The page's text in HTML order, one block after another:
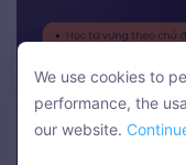
We use cookies to
performance, the
We use cookies to
performance, the
our website.